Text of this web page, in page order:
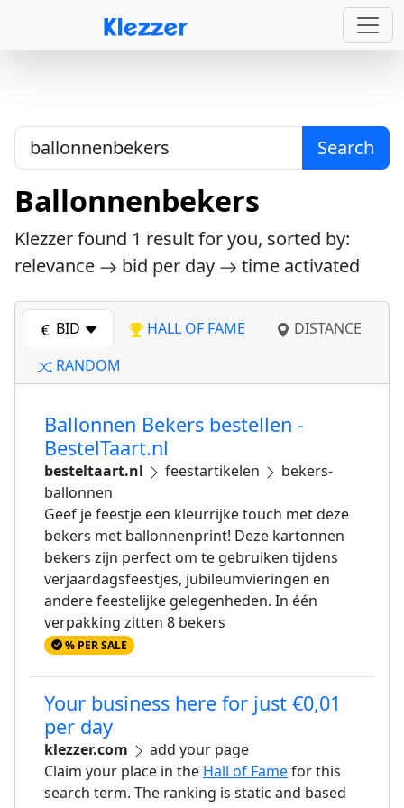
Search
Ballonnenbekers
Klezzer found 1 result for you, sorted by:
relevance
bid per day time activated
BID HALL OF FAME
DISTANCE
RANDOM
Ballonnen Bekers bestellen -
BestelTaart.nl
besteltaart.nl feestartikelen
bekers-
ballonnen
Geef je feestje een kleurrijke touch met deze
bekers met ballonnenprint! Deze kartonnen
bekers zijn perfect om te gebruiken tijdens
verjaardagsfeestjes, jubileumvieringen en
andere feestelijke gelegenheden. In één
verpakking zitten 8 bekers
% PER SALE
Your business here for just €0,01
per day
klezzer.com
add your page
Claim your place in the Hall of Famefor this
search term. The ranking is static and based